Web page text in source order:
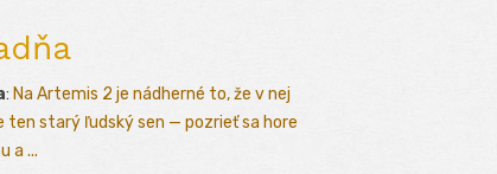
: Na Artemis 2 je nádherné to, že v nej
ten starý ľudský sen — pozrieť sa hore
a ...